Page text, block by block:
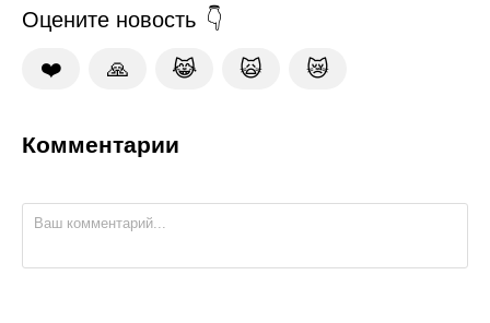
Оцените новость
❤️ 🙏 😹 🙀 😿
Комментарии